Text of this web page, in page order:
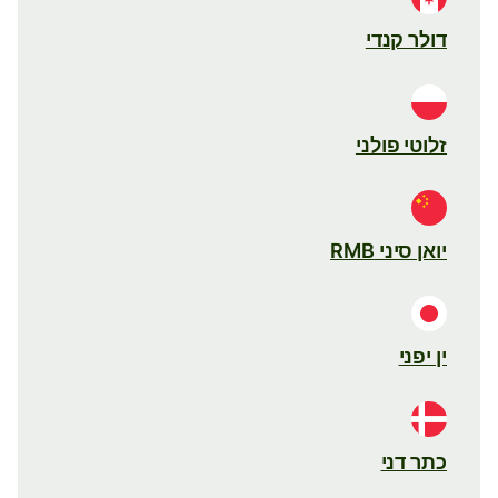
דולר קנדי
זלוטי פולני
יואן סיני RMB
ין יפני
כתר דני